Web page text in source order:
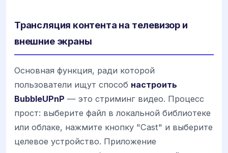
Трансляция контента на телевизор и
внешние экраны
Основная функция, ради которой
пользователи ищут способ настроить
BubbleUPnP — это стриминг видео. Процесс
прост: выберите файл в локальной библиотеке
или облаке, нажмите кнопку "Cast" и выберите
целевое устройство. Приложение